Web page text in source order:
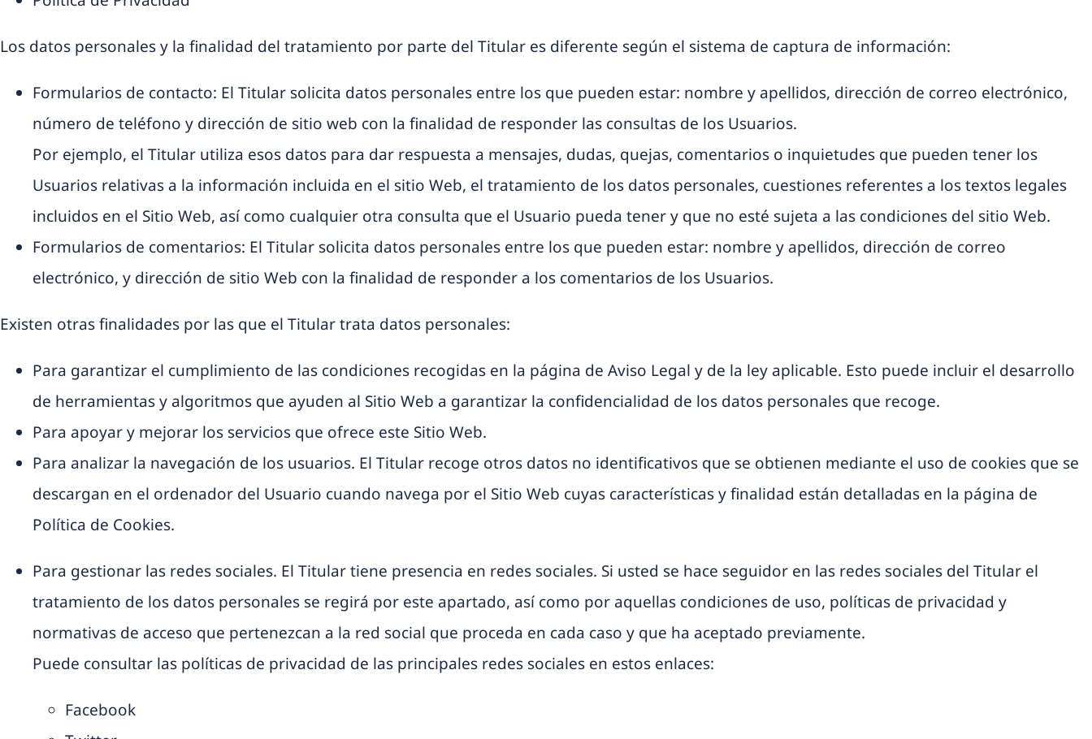
Los datos personales y la finalidad del tratamiento por parte del Titular es diferente según el sistema de captura de información:
Formularios de contacto: El Titular solicita datos personales entre los que pueden estar: nombre y apellidos, dirección de correo electrónico,
número de teléfono y dirección de sitio web con la finalidad de responder las consultas de los Usuarios.
Por ejemplo, el Titular utiliza esos datos para dar respuesta a mensajes, dudas, quejas, comentarios o inquietudes que pueden tener los
Usuarios relativas a la información incluida en el sitio Web, el tratamiento de los datos personales, cuestiones referentes a los textos legales
incluidos en el Sitio Web, así como cualquier otra consulta que el Usuario pueda tener y que no esté sujeta a las condiciones del sitio Web.
Formularios de comentarios: El Titular solicita datos personales entre los que pueden estar: nombre y apellidos, dirección de correo
electrónico, y dirección de sitio Web con la finalidad de responder a los comentarios de los Usuarios.
Existen otras finalidades por las que el Titular trata datos personales:
Para garantizar el cumplimiento de las condiciones recogidas en la página de Aviso Legal y de la ley aplicable. Esto puede incluir el desarrollo
de herramientas y algoritmos que ayuden al Sitio Web a garantizar la confidencialidad de los datos personales que recoge.
Para apoyar y mejorar los servicios que ofrece este Sitio Web.
Para analizar la navegación de los usuarios. El Titular recoge otros datos no identificativos que se obtienen mediante el uso de cookies que se
descargan en el ordenador del Usuario cuando navega por el Sitio Web cuyas características y finalidad están detalladas en la página de
Política de Cookies.
Para gestionar las redes sociales. El Titular tiene presencia en redes sociales. Si usted se hace seguidor en las redes sociales del Titular el
tratamiento de los datos personales se regirá por este apartado, así como por aquellas condiciones de uso, políticas de privacidad y
normativas de acceso que pertenezcan a la red social que proceda en cada caso y que ha aceptado previamente.
Puede consultar las políticas de privacidad de las principales redes sociales en estos enlaces:
Facebook